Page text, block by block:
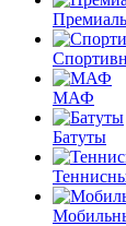
МАФ
Батуты